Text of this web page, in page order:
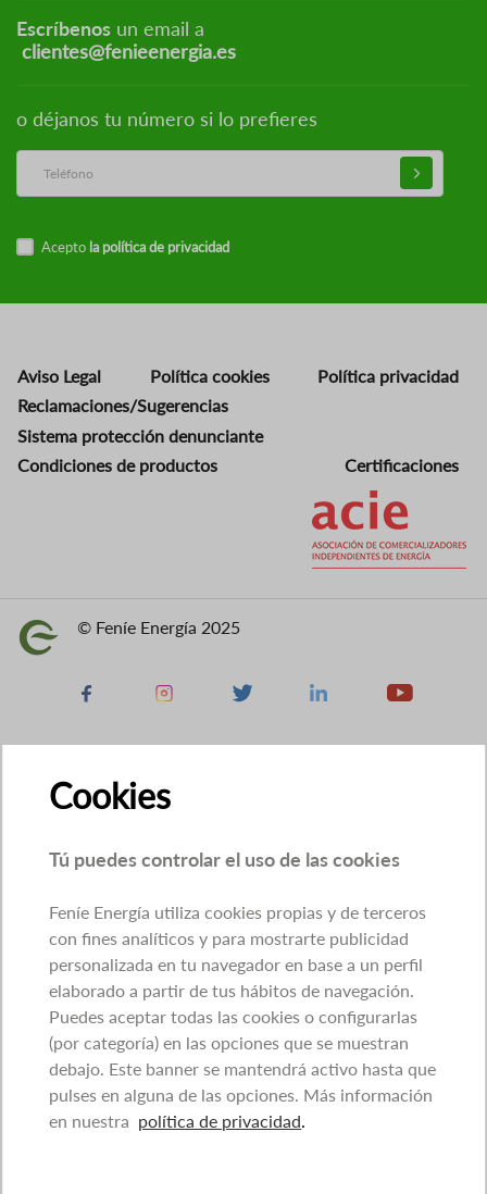
Escríbenos un email a
clientes@fenieenergia.es
o déjanos tu número si lo prefieres
Acepto la política de privacidad
Aviso Legal Política cookies
Política privacidad
Reclamaciones/Sugerencias
Sistema protección denunciante
Condiciones de productos
Certificaciones
Imagen © Feníe Energía 2025
Facebook Instagram X Linkedin Youtube
Cookies
Tú puedes controlar el uso de las cookies
Feníe Energía utiliza cookies propias y de terceros
con fines analíticos y para mostrarte publicidad
personalizada en tu navegador en base a un perfil
elaborado a partir de tus hábitos de navegación.
Puedes aceptar todas las cookies o configurarlas
(por categoría) en las opciones que se muestran
debajo. Este banner se mantendrá activo hasta que
pulses en alguna de las opciones. Más información
en nuestra política de privacidad